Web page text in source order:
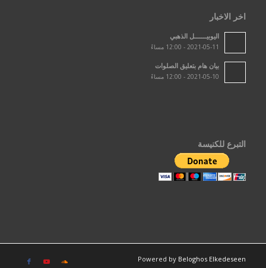
اخر الاخبار
اليوبيـــــــل الذهبي
2021-05-11 - 12:00 مساءً
بيان هام بتعليق الصلوات
2021-05-10 - 12:00 مساءً
التبرع للكنيسة
Powered by Beloghos Elkedeseen